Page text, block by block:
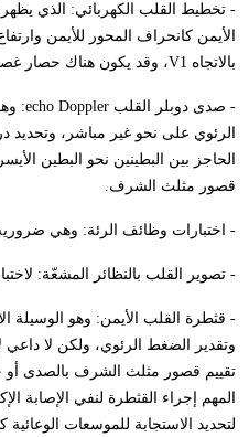
- تخطيط القلب الكهربائي: الذي
الأيمن كانحراف المحور للأيمن
بالاتجاه V1، وقد يكون هناك حصار
- صدى دوبلر القلب echo Doppler
:
الرئوي على نحو غير مباشر، وتحديد
الحاجز بين البطينين نحو البطين
قصور مثلث الشرف.
- اختبارات وظائف الرئة: وهي
- تصوير القلب بالنظائر المشعّة:
- قثطرة القلب الأيمن: وهو الوسيلة
وتقدير الضغط الرئوي، ولكن لا داعي
تقييم قصور مثلث الشرف بالصدى أو
المهم إجراء القثطرة لنفي الإصابة
لتحديد الاستجابة للموسعات